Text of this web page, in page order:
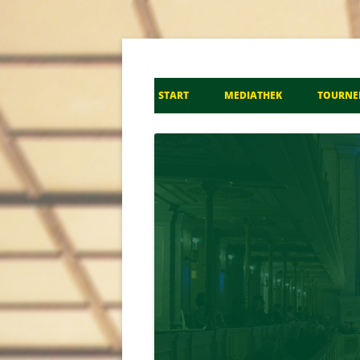
Don Kosaken Chor
START MEDIATHEK